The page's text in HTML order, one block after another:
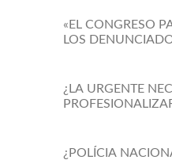
«EL CONGRESO
LOS
¿LA URGENTE
¿POLÍCIA